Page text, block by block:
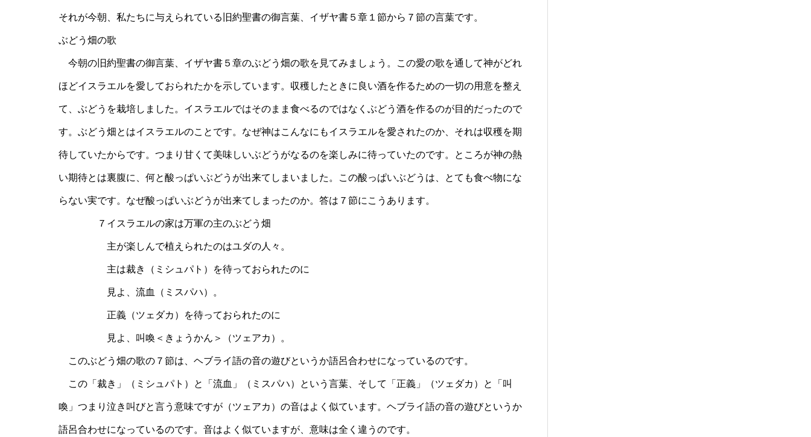
それが今朝、私たちに与えられている旧約聖書の御言葉、イザヤ書５章１節から７節の言葉です。
ぶどう畑の歌
今朝の旧約聖書の御言葉、イザヤ書５章のぶどう畑の歌を見てみましょう。この愛の歌を通して神がどれ
ほどイスラエルを愛しておられたかを示しています。収穫したときに良い酒を作るための一切の用意を整え
て、ぶどうを栽培しました。イスラエルではそのまま食べるのではなくぶどう酒を作るのが目的だったので
す。ぶどう畑とはイスラエルのことです。なぜ神はこんなにもイスラエルを愛されたのか、それは収穫を期
待していたからです。つまり甘くて美味しいぶどうがなるのを楽しみに待っていたのです。ところが神の熱
い期待とは裏腹に、何と酸っぱいぶどうが出来てしまいました。この酸っぱいぶどうは、とても食べ物にな
らない実です。なぜ酸っぱいぶどうが出来てしまったのか。答は７節にこうあります。
７イスラエルの家は万軍の主のぶどう畑
主が楽しんで植えられたのはユダの人々。
主は裁き（ミシュパト）を待っておられたのに
見よ、流血（ミスパハ）。
正義（ツェダカ）を待っておられたのに
見よ、叫喚＜きょうかん＞（ツェアカ）。
このぶどう畑の歌の７節は、ヘブライ語の音の遊びというか語呂合わせになっているのです。
この「裁き」（ミシュパト）と「流血」（ミスパハ）という言葉、そして「正義」（ツェダカ）と「叫
喚」つまり泣き叫びと言う意味ですが（ツェアカ）の音はよく似ています。ヘブライ語の音の遊びというか
語呂合わせになっているのです。音はよく似ていますが、意味は全く違うのです。